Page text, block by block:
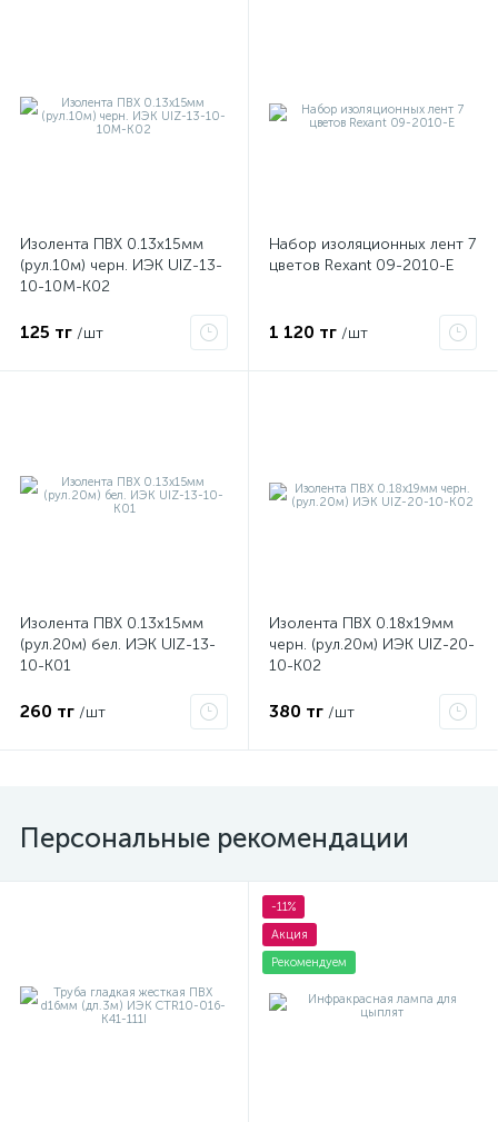
Изолента ПВХ 0.13х15мм
(рул.10м) черн. ИЭК UIZ-13-
10-10M-K02
125 тг /шт
Набор изоляционных лент 7
цветов Rexant 09-2010-E
1 120 тг /шт
Изолента ПВХ 0.13х15мм
(рул.20м) бел. ИЭК UIZ-13-
10-K01
260 тг /шт
Изолента ПВХ 0.18х19мм
черн. (рул.20м) ИЭК UIZ-20-
10-K02
380 тг /шт
Персональные рекомендации
-11%
Акция
Рекомендуем